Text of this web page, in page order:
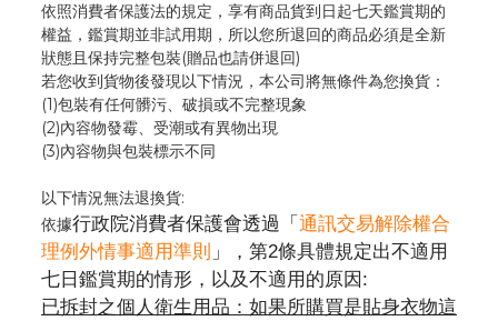
依照消費者保護法的規定，享有商品貨到日起七天鑑賞期的
權益，鑑賞期並非試用期，所以您所退回的商品必須是全新
狀態且保持完整包裝(贈品也請併退回)
若您收到貨物後發現以下情況，本公司將無條件為您換貨：
(1)包裝有任何髒污、破損或不完整現象
(2)內容物發霉、 受潮或有異物出現
(3)內容物與包裝標示不同
以下情況無法退換貨:
依據行政院消費者保護會透過「 通訊交易解除權合
理例外情事適用準則 」，第2條具體規定出不適用
七日鑑賞期的情形，以及不適用的原因:
已拆封之個人衛生用品：如果所購買是貼身衣物這